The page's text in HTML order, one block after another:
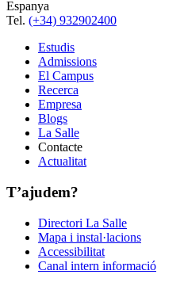
Espanya
Tel. (+34) 932902400
Estudis
Admissions
El Campus
Recerca
Empresa
Blogs
La Salle
Contacte
Actualitat
T’ajudem?
Directori La Salle
Mapa i instal·lacions
Accessibilitat
Canal intern informació